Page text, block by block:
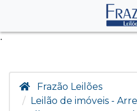
.
Frazão Leilões
Leilão de imóveis -